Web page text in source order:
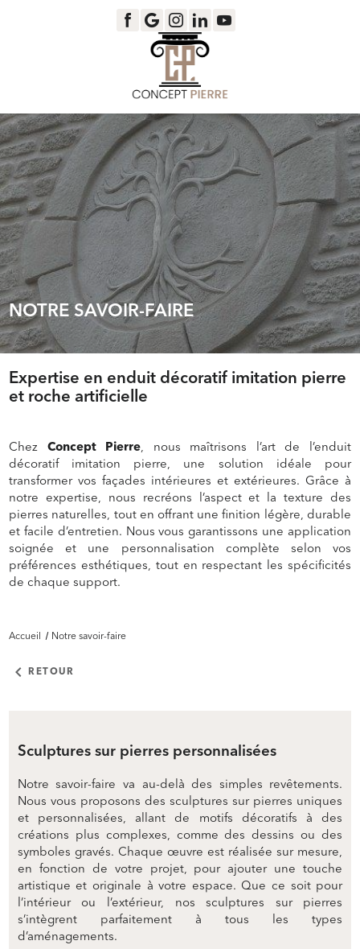
NOTRE SAVOIR-FAIRE
Expertise en enduit décoratif imitation pierre
et roche artificielle
Chez Concept Pierre, nous maîtrisons l’art de l’enduit
décoratif imitation pierre, une solution idéale pour
transformer vos façades intérieures et extérieures. Grâce à
notre expertise, nous recréons l’aspect et la texture des
pierres naturelles, tout en offrant une finition légère, durable
et facile d’entretien. Nous vous garantissons une application
soignée et une personnalisation complète selon vos
préférences esthétiques, tout en respectant les spécificités
de chaque support.
Accueil Notre savoir-faire
keyboard_arrow_leftRETOUR
Sculptures sur pierres personnalisées
Notre savoir-faire va au-delà des simples revêtements.
Nous vous proposons des sculptures sur pierres uniques
et personnalisées, allant de motifs décoratifs à des
créations plus complexes, comme des dessins ou des
symboles gravés. Chaque œuvre est réalisée sur mesure,
en fonction de votre projet, pour ajouter une touche
artistique et originale à votre espace. Que ce soit pour
l’intérieur ou l’extérieur, nos sculptures sur pierres
s’intègrent parfaitement à tous les types
d’aménagements.
Panneau de gestion des cookies